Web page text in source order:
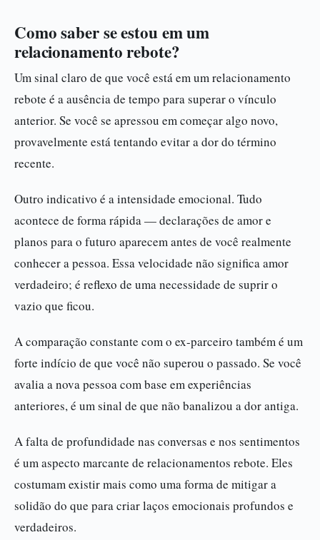
Como saber se estou em um
relacionamento rebote?
Um sinal claro de que você está em um relacionamento
rebote é a ausência de tempo para superar o vínculo
anterior. Se você se apressou em começar algo novo,
provavelmente está tentando evitar a dor do término
recente.
Outro indicativo é a intensidade emocional. Tudo
acontece de forma rápida — declarações de amor e
planos para o futuro aparecem antes de você realmente
conhecer a pessoa. Essa velocidade não significa amor
verdadeiro; é reflexo de uma necessidade de suprir o
vazio que ficou.
A comparação constante com o ex-parceiro também é um
forte indício de que você não superou o passado. Se você
avalia a nova pessoa com base em experiências
anteriores, é um sinal de que não banalizou a dor antiga.
A falta de profundidade nas conversas e nos sentimentos
é um aspecto marcante de relacionamentos rebote. Eles
costumam existir mais como uma forma de mitigar a
solidão do que para criar laços emocionais profundos e
verdadeiros.